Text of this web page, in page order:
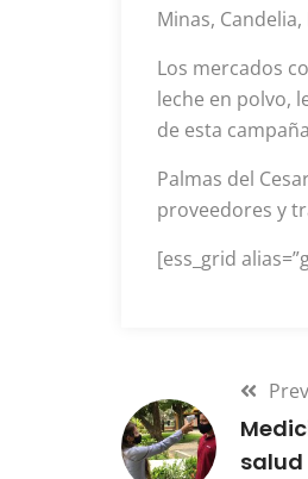
Minas,
Los mercados
leche en polvo,
de esta
Palmas del
proveedores y
[ess_grid
salud